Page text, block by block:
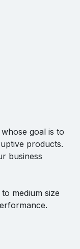
goal is to
products.
business
medium size